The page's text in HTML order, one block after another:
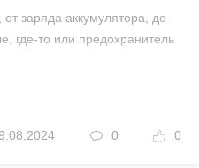
заряда аккумулятора, до
где-то или предохранитель
0 0